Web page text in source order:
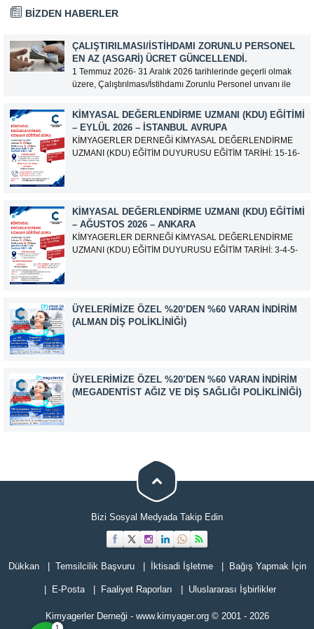
UZMANI (KDU) EĞİTİM
ŞUBESİNİN DÜZENLEDİĞİ
KİMYASAL DEĞERLENDİRME
UZMANI (KDM) EĞİTİMİ
ANKARA’ DA 25-26-27-30
EYLÜL VE 01-02-03-04 EKİM
BİZDEN HABERLER
ÇALIŞTIRILMASI/İSTIHDAMI ZORUNLU PERSONEL
EN AZ (ASGARI) ÜCRET GÜNCELLENDI.
1 Temmuz 2026- 31 Aralık 2026 tarihlerinde geçerli olmak
üzere, Çalıştırılması/İstihdamı Zorunlu Personel unvanı ile
ücreti 95.500,00 TL (Doksan Beş Bin Beş Yüz Türk Lirası)
olarak güncellemiştir.
KIMYASAL DEĞERLENDIRME UZMANI (KDU) EĞITIMI
– EYLÜL 2026 – İSTANBUL AVRUPA
KİMYAGERLER DERNEĞİ KİMYASAL DEĞERLENDİRME
UZMANI (KDU) EĞİTİM DUYURUSU EĞİTİM TARİHİ: 15-16-
EĞİTMEN: Serdar KASAP İLETİŞİM:
iletisim@kimyager.orgBAŞVURU İRTİBAT...
KIMYASAL DEĞERLENDIRME UZMANI (KDU) EĞITIMI
– AĞUSTOS 2026 – ANKARA
KİMYAGERLER DERNEĞİ KİMYASAL DEĞERLENDİRME
UZMANI (KDU) EĞİTİM DUYURUSU EĞİTİM TARİHİ: 3-4-5-
İRTİBAT NUMARASI:0530 500 68...
ÜYELERIMIZE ÖZEL %20’DEN %60 VARAN İNDIRIM
(ALMAN DIŞ POLIKLINIĞI)
ÜYELERIMIZE ÖZEL %20’DEN %60 VARAN İNDIRIM
(MEGADENTIST AĞIZ VE DIŞ SAĞLIĞI POLIKLINIĞI)
Bizi Sosyal Medyada Takip Edin
Dükkan Temsilcilik Başvuru İktisadi İşletme Bağış Yapmak İçin
E-Posta Faaliyet Raporları Uluslararası İşbirlikler
Kimyagerler Derneği - www.kimyager.org© 2001 - 2026
Müşteri Temsilcisi
1